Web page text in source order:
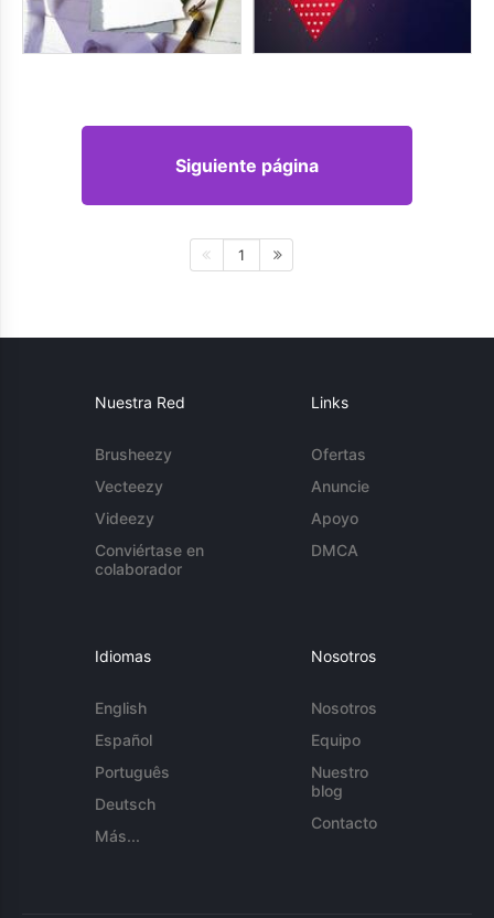
Siguiente página
1
Nuestra Red
Brusheezy
Vecteezy
Videezy
Conviértase en
colaborador
Links
Ofertas
Anuncie
Apoyo
DMCA
Idiomas
English
Español
Português
Deutsch
Más...
Nosotros
Nosotros
Equipo
Nuestro
blog
Contacto